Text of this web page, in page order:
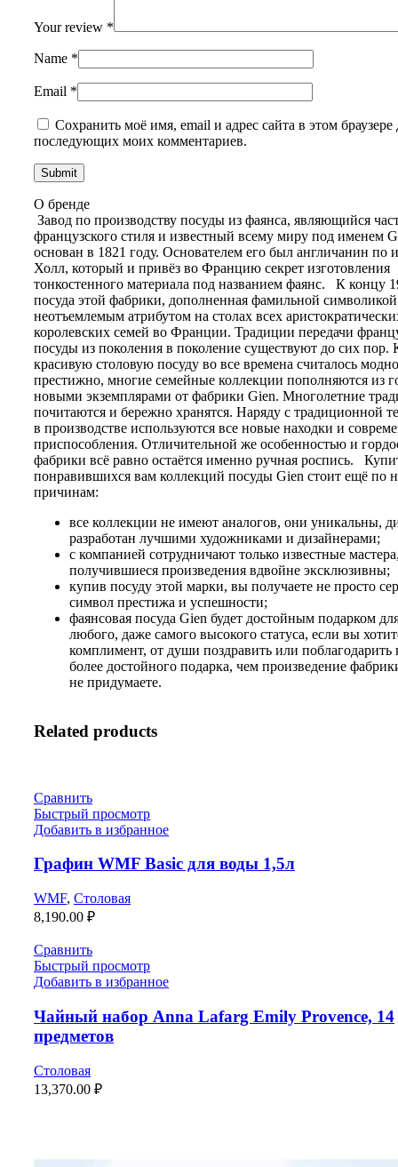
Your review *
Name *
Email *
Сохранить моё имя, email и адрес сайта в этом браузере
последующих моих комментариев.
О бренде
Завод по производству посуды из фаянса, являющийся
французского стиля и известный всему миру под именем
основан в 1821 году. Основателем его был англичанин по
Холл, который и привёз во Францию секрет изготовления
тонкостенного материала под названием фаянс. К концу
посуда этой фабрики, дополненная фамильной
неотъемлемым атрибутом на столах всех
королевских семей во Франции. Традиции передачи
посуды из поколения в поколение существуют до сих пор.
красивую столовую посуду во все времена считалось
престижно, многие семейные коллекции пополняются из
новыми экземплярами от фабрики Gien. Многолетние
почитаются и бережно хранятся. Наряду с традиционной
в производстве используются все новые находки и
приспособления. Отличительной же особенностью и
фабрики всё равно остаётся именно ручная роспись.
понравившихся вам коллекций посуды Gien стоит ещё по
причинам:
все коллекции не имеют аналогов, они уникальны,
разработан лучшими художниками и дизайнерами;
с компанией сотрудничают только известные
получившиеся произведения вдвойне эксклюзивны;
купив посуду этой марки, вы получаете не просто
символ престижа и успешности;
фаянсовая посуда Gien будет достойным подарком
любого, даже самого высокого статуса, если вы
комплимент, от души поздравить или поблагодарить
более достойного подарка, чем произведение
не придумаете.
Related products
Сравнить
Быстрый просмотр
Добавить в избранное
Графин WMF Basic для воды 1,5л
WMF, Столовая
8,190.00 ₽
Сравнить
Быстрый просмотр
Добавить в избранное
Чайный набор Anna Lafarg Emily Provence, 14
предметов
Столовая
13,370.00 ₽